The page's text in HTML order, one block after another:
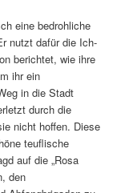
eine bedrohliche
nutzt dafür die Ich-
berichtet, wie ihre
ihr ein
in die Stadt
durch die
nicht hoffen. Diese
teuflische
auf die „Rosa
den